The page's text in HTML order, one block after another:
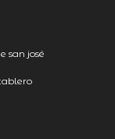
san josé